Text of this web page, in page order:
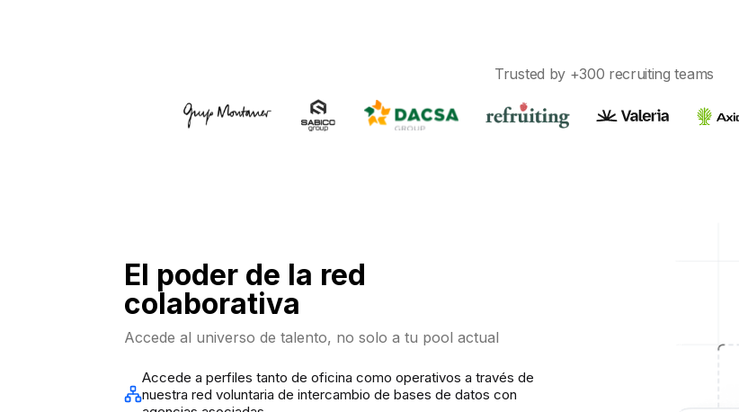
Trusted by +300 recruiting teams
El poder de la red
colaborativa
Accede al universo de talento, no solo a tu pool actual
Accede a perfiles tanto de oficina como operativos a través de
nuestra red voluntaria de intercambio de bases de datos con